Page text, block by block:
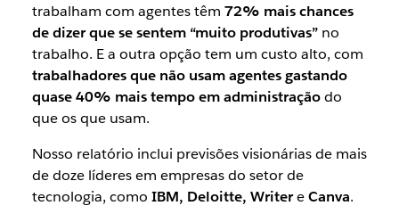
trabalham com agentes têm 72% mais chances
de dizer que se sentem “muito produtivas”no
trabalho. E a outra opção tem um custo alto, com
trabalhadores que não usam agentes gastando
quase 40% mais tempo em administraçãodo
que os que usam.
Nosso relatório inclui previsões visionárias de mais
de doze líderes em empresas do setor de
tecnologia, como IBM, Deloitte, WritereCanva.